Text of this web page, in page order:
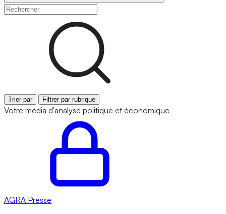
Trier par Filtrer par rubrique
Votre média d'analyse politique et économique
AGRA Presse